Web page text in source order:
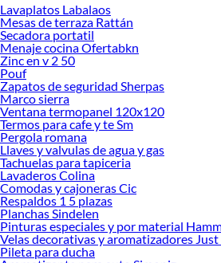
Lavaplatos Labalaos
Mesas de terraza Rattán
Secadora portatil
Menaje cocina Ofertabkn
Zinc en v 2 50
Pouf
Zapatos de seguridad Sherpas
Marco sierra
Ventana termopanel 120x120
Termos para cafe y te Sm
Pergola romana
Llaves y valvulas de agua y gas
Tachuelas para tapiceria
Lavaderos Colina
Comodas y cajoneras Cic
Respaldos 1 5 plazas
Planchas Sindelen
Pinturas especiales y por material
Velas decorativas y aromatizadores
Pileta para ducha